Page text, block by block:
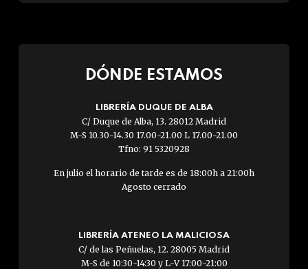
DÓNDE ESTAMOS
LIBRERÍA DUQUE DE ALBA
C/ Duque de Alba, 13. 28012 Madrid
M-S 10.30-14.30 17.00-21.00 L 17.00-21.00
Tfno: 91 5320928
En julio el horario de tarde es de 18:00h a 21:00h
Agosto cerrado
LIBRERÍA ATENEO LA MALICIOSA
C/ de las Peñuelas, 12. 28005 Madrid
M-S de 10:30-14:30 y L-V 17:00-21:00